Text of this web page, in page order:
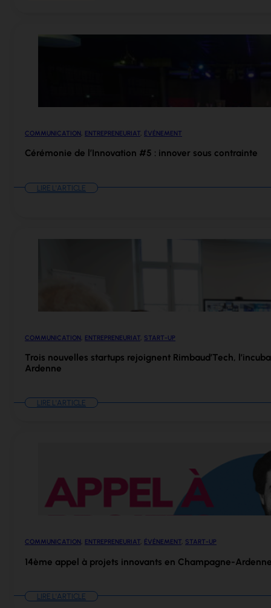
COMMUNICATION, ENTREPRENEURIAT, ÉVÉNEMENT
Cérémonie de l’Innovation #5 : innover sous contrainte
LIRE L'ARTICLE
COMMUNICATION, ENTREPRENEURIAT, START-UP
Trois nouvelles startups rejoignent Rimbaud’Tech,
Ardenne
LIRE L'ARTICLE
COMMUNICATION, ENTREPRENEURIAT, ÉVÉNEMENT, START-UP
14ème appel à projets innovants en Champagne-
LIRE L'ARTICLE